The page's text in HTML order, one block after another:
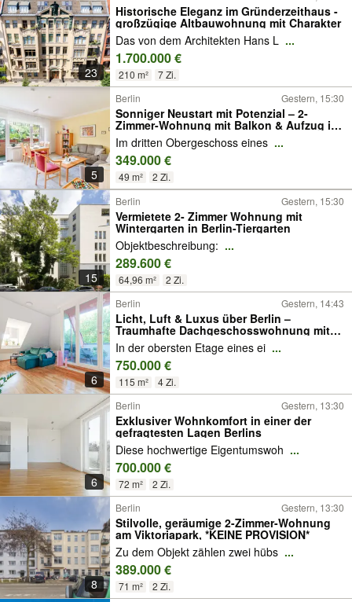
23
Historische Eleganz im Gründerzeithaus -
großzügige Altbauwohnung mit Charakter
Das von dem Architekten Hans L ...
1.700.000 €
210 m² 7 Zi.
5
Berlin Gestern, 15:30
Sonniger Neustart mit Potenzial – 2-
Zimmer-Wohnung mit Balkon & Aufzug in
Erneuerung
Im dritten Obergeschoss eines ...
349.000 €
49 m² 2 Zi.
15
Berlin Gestern, 15:30
Vermietete 2- Zimmer Wohnung mit
Wintergarten in Berlin-Tiergarten
Objektbeschreibung: ...
289.600 €
64,96 m² 2 Zi.
6
Berlin Gestern, 14:43
Licht, Luft & Luxus über Berlin –
Traumhafte Dachgeschosswohnung mit
Weitblick in Moabit
In der obersten Etage eines ei ...
750.000 €
115 m² 4 Zi.
6
Berlin Gestern, 13:30
Exklusiver Wohnkomfort in einer der
gefragtesten Lagen Berlins
Diese hochwertige Eigentumswoh ...
700.000 €
72 m² 2 Zi.
8
Berlin Gestern, 13:30
Stilvolle, geräumige 2-Zimmer-Wohnung
am Viktoriapark, *KEINE PROVISION*
Zu dem Objekt zählen zwei hübs ...
389.000 €
71 m² 2 Zi.